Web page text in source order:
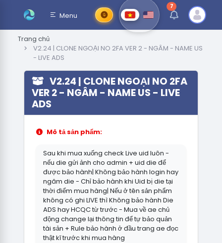
Menu
7thông báo chưa
Trang chủ
V2.24 | CLONE NGOẠI NO 2FA VER 2 - NGÂM - NAME US
- LIVE ADS
V2.24 | CLONE NGOẠI NO 2FA
VER 2 - NGÂM - NAME US - LIVE
ADS
Mô tả sản phẩm:
Sau khi mua xuống check Live uid luôn -
nếu die gửi ảnh cho admin + uid die để
được bảo hành| Không bảo hành login hay
ngâm die - Chỉ bảo hành khi Uid bị die tại
thời điểm mua hàng| Nếu ở tên sản phẩm
không có ghi LIVE thì Không bảo hành Die
ADS hay HCQC từ trước - Mua về ae chủ
động change lại thông tin để tự bảo quản
tài sản + Rule bảo hành ở đầu trang ae đọc
thật kĩ trước khi mua hàng